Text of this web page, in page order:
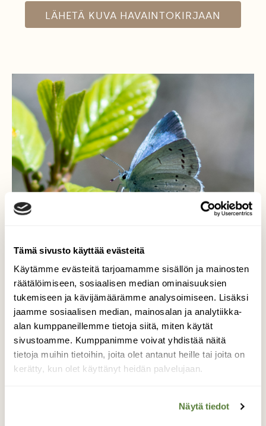
Tämä sivusto käyttää evästeitä
Käytämme evästeitä tarjoamamme sisällön ja mainosten
räätälöimiseen, sosiaalisen median ominaisuuksien
tukemiseen ja kävijämäärämme analysoimiseen. Lisäksi
jaamme sosiaalisen median, mainosalan ja analytiikka-
alan kumppaneillemme tietoja siitä, miten käytät
sivustoamme. Kumppanimme voivat yhdistää näitä
tietoja muihin tietoihin, joita olet antanut heille tai joita on
kerätty, kun olet käyttänyt heidän palvelujaan.
Näytä tiedot
LÄHETÄ KUVA HAVAINTOKIRJAAN
Paatsamasinisiipi
Celastrina argiolus
Suomen kansallisperhosia lenteli joen